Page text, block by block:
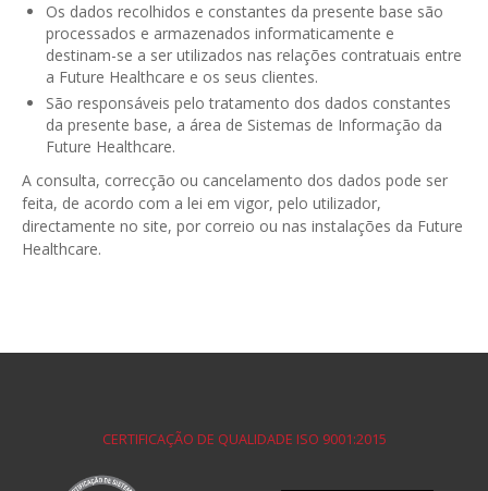
Os dados recolhidos e constantes da presente base são
processados e armazenados informaticamente e
destinam-se a ser utilizados nas relações contratuais entre
a Future Healthcare e os seus clientes.
São responsáveis pelo tratamento dos dados constantes
da presente base, a área de Sistemas de Informação da
Future Healthcare.
A consulta, correcção ou cancelamento dos dados pode ser
feita, de acordo com a lei em vigor, pelo utilizador,
directamente no site, por correio ou nas instalações da Future
Healthcare.
CERTIFICAÇÃO DE QUALIDADE ISO 9001:2015